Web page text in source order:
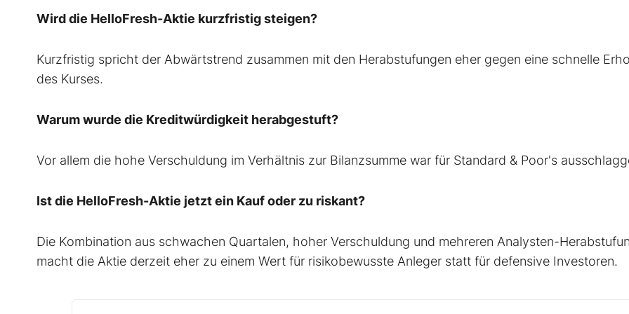
Wird die HelloFresh-Aktie kurzfristig steigen?
Kurzfristig spricht der Abwärtstrend zusammen mit den Herabstufungen eher gegen eine schnelle
des Kurses.
Warum wurde die Kreditwürdigkeit herabgestuft?
Vor allem die hohe Verschuldung im Verhältnis zur Bilanzsumme war für Standard & Poor's
Ist die HelloFresh-Aktie jetzt ein Kauf oder zu riskant?
Die Kombination aus schwachen Quartalen, hoher Verschuldung und mehreren Analysten-
macht die Aktie derzeit eher zu einem Wert für risikobewusste Anleger statt für defensive Investoren.